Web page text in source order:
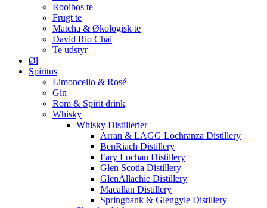
Rooibos te
Frugt te
Matcha & Økologisk te
David Rio Chai
Te udstyr
Øl
Spiritus
Limoncello & Rosé
Gin
Rom & Spirit drink
Whisky
Whisky Distillerier
Arran & LAGG Lochranza Distillery
BenRiach Distillery
Fary Lochan Distillery
Glen Scotia Distillery
GlenAllachie Distillery
Macallan Distillery
Springbank & Glengyle Distillery